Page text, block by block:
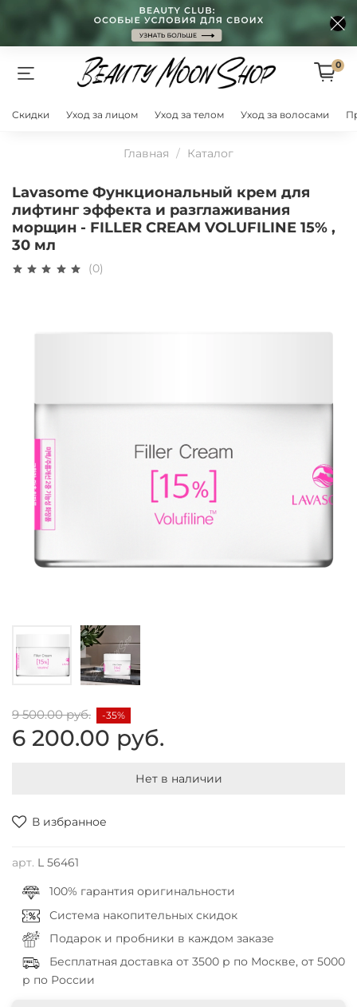
0
Скидки Уход за лицом Уход за телом Уход за волосами
Главная Каталог
Lavasome Функциональный крем для
лифтинг эффекта и разглаживания
морщин - FILLER CREAM VOLUFILINE 15% ,
30 мл
(0)
В избранное
арт. L 56461
9 500.00 руб.
6 200.00 руб.
-35%
Нет в наличии
100% гарантия оригинальности
Система накопительных скидок
Подарок и пробники в каждом заказе
Бесплатная доставка от 3500 р по Москве, от 5000
р по России